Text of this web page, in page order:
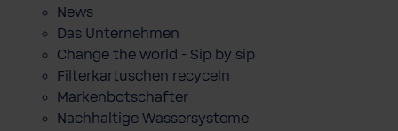
News
Das Unternehmen
Change the world - Sip by sip
Filterkartuschen recyceln
Markenbotschafter
Nachhaltige Wassersysteme